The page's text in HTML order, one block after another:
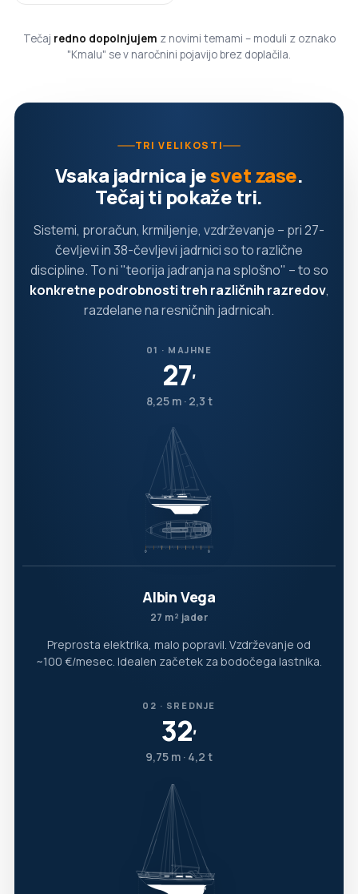
Tečaj redno dopolnjujem z novimi temami – moduli z oznako
"Kmalu" se v naročnini pojavijo brez doplačila.
TRI VELIKOSTI
Vsaka jadrnica jesvet zase.
Tečaj ti pokaže tri.
Sistemi, proračun, krmiljenje, vzdrževanje – pri 27-
čevljevi in 38-čevljevi jadrnici so to različne
discipline. To ni "teorija jadranja na splošno" – to so
konkretne podrobnosti treh različnih razredov,
razdelane na resničnih jadrnicah.
01 · MAJHNE
27′
8,25 m · 2,3 t
Albin Vega
27 m² jader
Preprosta elektrika, malo popravil. Vzdrževanje od
~100 €/mesec. Idealen začetek za bodočega lastnika.
02 · SREDNJE
32′
9,75 m · 4,2 t